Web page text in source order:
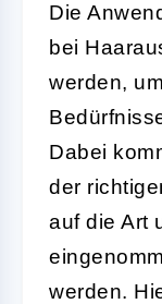
Die
bei
werden,
Dabei
der
auf die Art
werden.